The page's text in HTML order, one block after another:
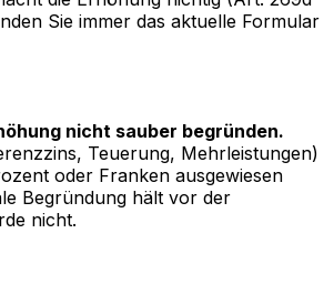
Sie immer das aktuelle Formular
nicht sauber begründen.
Teuerung, Mehrleistungen)
oder Franken ausgewiesen
Begründung hält vor der
nicht.